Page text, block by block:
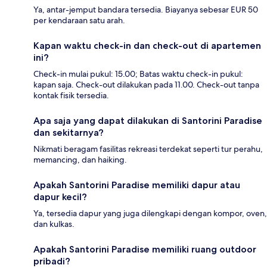
Ya, antar-jemput bandara tersedia. Biayanya sebesar EUR 50
per kendaraan satu arah.
Kapan waktu check-in dan check-out di apartemen
ini?
Check-in mulai pukul: 15.00; Batas waktu check-in pukul:
kapan saja. Check-out dilakukan pada 11.00. Check-out tanpa
kontak fisik tersedia.
Apa saja yang dapat dilakukan di Santorini Paradise
dan sekitarnya?
Nikmati beragam fasilitas rekreasi terdekat seperti tur perahu,
memancing, dan haiking.
Apakah Santorini Paradise memiliki dapur atau
dapur kecil?
Ya, tersedia dapur yang juga dilengkapi dengan kompor, oven,
dan kulkas.
Apakah Santorini Paradise memiliki ruang outdoor
pribadi?